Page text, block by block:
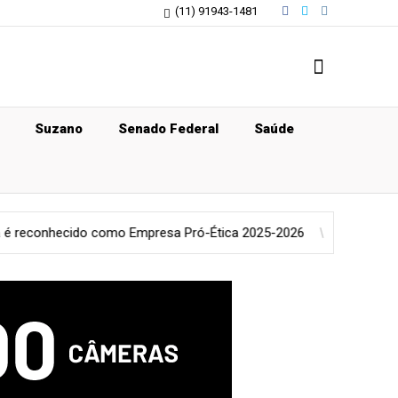
(11) 91943-1481
Suzano Senado Federal Saúde
Empresa Pró-Ética 2025-2026 Tecnologia